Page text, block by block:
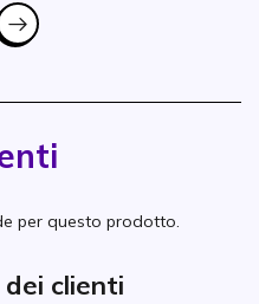
per questo prodotto.
clienti